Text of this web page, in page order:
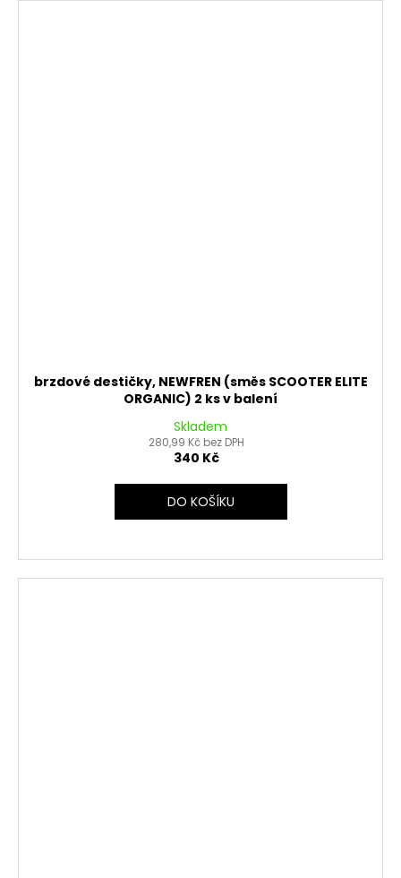
brzdové destičky, NEWFREN (směs SCOOTER ELITE
ORGANIC) 2 ks v balení
Skladem
280,99 Kč bez DPH
340 Kč
DO KOŠÍKU